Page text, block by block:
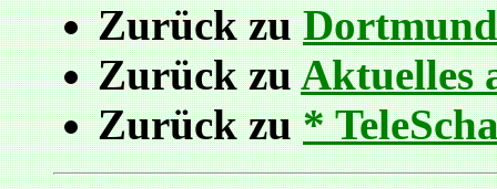
Zurück zu
Zurück zuAktuelles
Zurück zu*